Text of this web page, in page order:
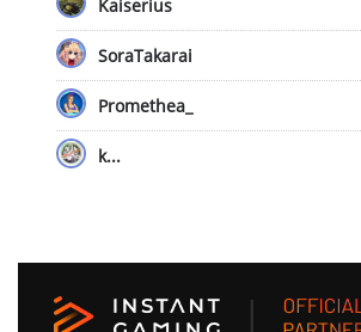
Kaiserius
SoraTakarai
Promethea_
k...